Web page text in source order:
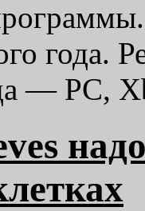
года.
— PC,